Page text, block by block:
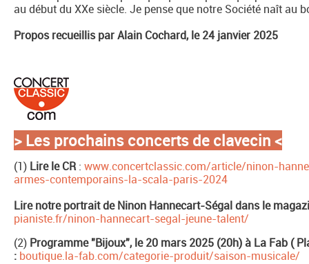
au début du XXe siècle. Je pense que notre Société naît au
Propos recueillis par Alain Cochard, le 24 janvier 2025
> Les prochains concerts de clavecin <
(1) Lire le CR: www.concertclassic.com/article/ninon-
armes-contemporains-la-scala-paris-2024
Lire notre portrait de Ninon Hannecart-Ségal dans le
pianiste.fr/ninon-hannecart-segal-jeune-talent/
(2) Programme "Bijoux", le 20 mars 2025 (20h) à La Fab (
: boutique.la-fab.com/categorie-produit/saison-musicale/